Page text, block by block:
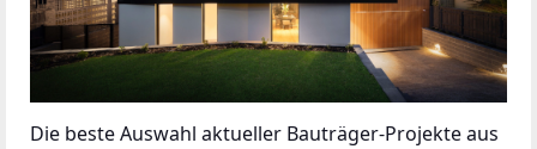
Die beste Auswahl aktueller Bauträger-Projekte aus